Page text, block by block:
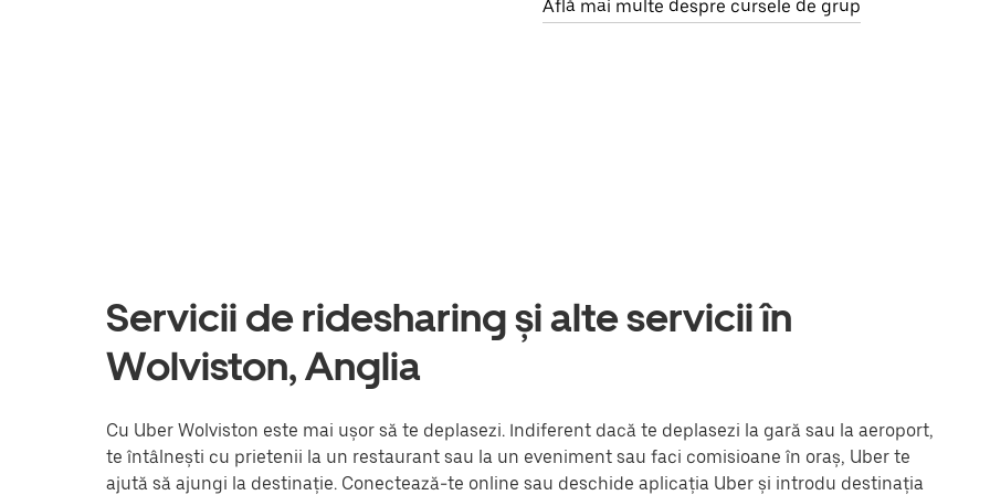
Află mai multe despre cursele de grup
Servicii de ridesharing și alte servicii în
Wolviston, Anglia
Cu Uber Wolviston este mai ușor să te deplasezi. Indiferent dacă te deplasezi la gară sau la aeroport,
te întâlnești cu prietenii la un restaurant sau la un eveniment sau faci comisioane în oraș, Uber te
ajută să ajungi la destinație. Conectează-te online sau deschide aplicația Uber și introdu destinația